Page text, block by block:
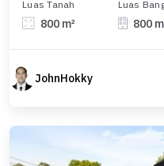
Luas Tanah
800 m²
Luas
800
JohnHokky